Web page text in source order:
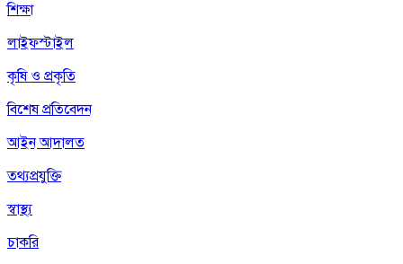
শিক্ষা
লাইফস্টাইল
কৃষি ও প্রকৃতি
বিশেষ প্রতিবেদন
আইন আদালত
তথ্যপ্রযুক্তি
স্বাস্থ্য
চাকরি